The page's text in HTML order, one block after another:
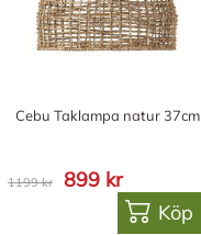
Cebu Taklampa natur 37cm
1199 kr
899 kr
Köp